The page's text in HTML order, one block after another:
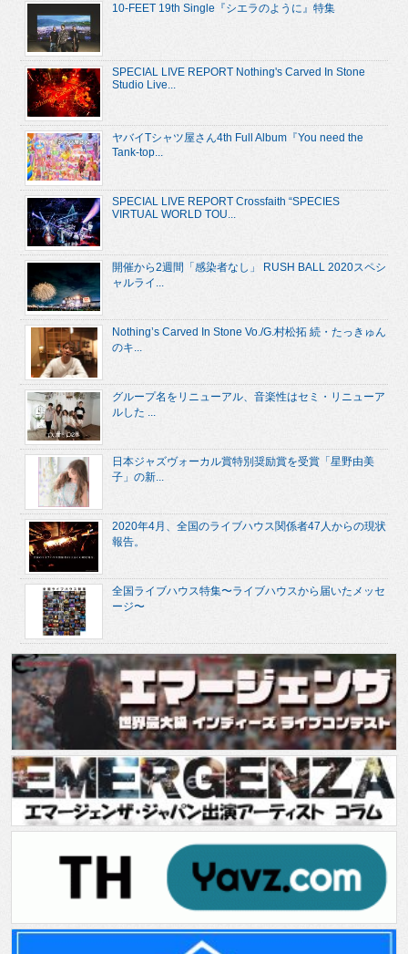
10-FEET 19th Single『シエラのように』特集
SPECIAL LIVE REPORT Nothing's Carved In Stone
Studio Live...
ヤバイTシャツ屋さん4th Full Album『You need the
Tank-top...
SPECIAL LIVE REPORT Crossfaith “SPECIES
VIRTUAL WORLD TOU...
開催から2週間「感染者なし」 RUSH BALL 2020スペシ
ャルライ...
Nothing’s Carved In Stone Vo./G.村松拓 続・たっきゅん
のキ...
グループ名をリニューアル、音楽性はセミ・リニューア
ルした ...
日本ジャズヴォーカル賞特別奨励賞を受賞「星野由美
子」の新...
2020年4月、全国のライブハウス関係者47人からの現状
報告。
全国ライブハウス特集〜ライブハウスから届いたメッセ
ージ〜